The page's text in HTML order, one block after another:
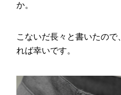
か。
こないだ長々と書いたの
れば幸いです。